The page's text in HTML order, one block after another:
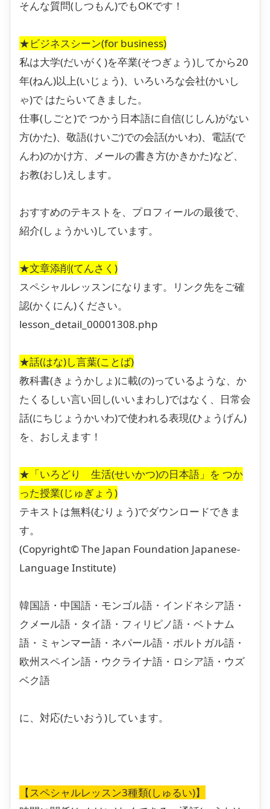
そんな質問(しつもん)でもOKです！
★ビジネスシーン(for business)
私は大学(だいがく)を卒業(そつぎょう)してから20
年(ねん)以上(いじょう)、いろいろな会社(かいし
ゃ)で はたらいてきました。
仕事(しごと)で つかう日本語に自信(じしん)がない
方(かた)、敬語(けいご)での会話(かいわ)、電話(で
んわ)のかけ方、メールの書き方(かきかた)など、
お教(おし)えします。
おすすめのテキストを、プロフィールの最後で、
紹介(しょうかい)しています。
★文章添削(てんさく)
スペシャルレッスンになります。リンク先をご確
認(かくにん)ください。
lesson_detail_00001308.php
★話(はな)し言葉(ことば)
教科書(きょうかしょ)に載(の)っているような、か
たくるしい言い回し(いいまわし)ではなく、日常会
話(にちじょうかいわ)で使われる表現(ひょうげん)
を、おしえます！
★「いろどり 生活(せいかつ)の日本語」を つか
った授業(じゅぎょう)
テキストは無料(むりょう)でダウンロードできま
す。
(Copyright© The Japan Foundation Japanese-
Language Institute)
韓国語・中国語・モンゴル語・インドネシア語・
クメール語・タイ語・フィリピノ語・ベトナム
語・ミャンマー語・ネパール語・ポルトガル語・
欧州スペイン語・ウクライナ語・ロシア語・ウズ
ベク語
に、対応(たいおう)しています。
【スペシャルレッスン3種類(しゅるい)】